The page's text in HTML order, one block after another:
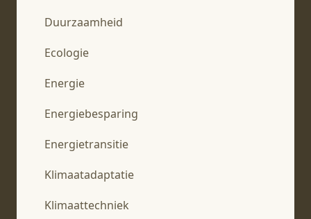
Duurzaamheid
Ecologie
Energie
Energiebesparing
Energietransitie
Klimaatadaptatie
Klimaattechniek